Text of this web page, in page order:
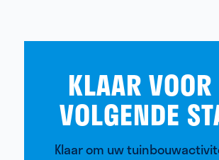
KLAAR
VOLGENDE
Klaar om uw